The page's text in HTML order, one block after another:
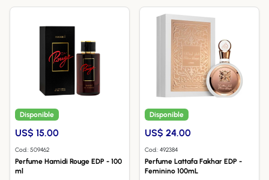
Disponible
US$ 15.00
Cod.: 509462
Perfume Hamidi Rouge EDP - 100
ml
Disponible
US$ 24.00
Cod.: 492384
Perfume Lattafa Fakhar EDP -
Feminino 100mL